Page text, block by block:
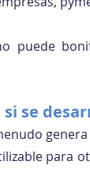
puede
se
para